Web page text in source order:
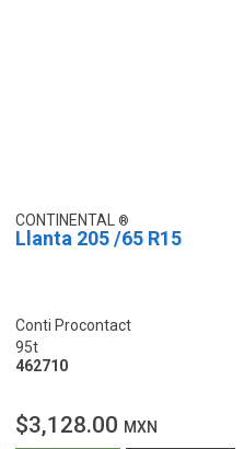
CONTINENTAL
Llanta 205 /65 R15
Conti Procontact
95t
462710
$3,128.00 MXN